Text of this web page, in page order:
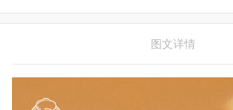
图文详情